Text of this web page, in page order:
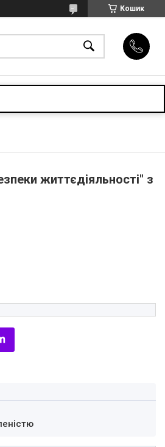
Кошик
життєдіяльності" з